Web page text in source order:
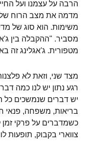
הרבה על עצמנו ועל
מדמה את מצב הרוח
משימות. הוא סוג של
מסביר. "ההקבלה בין
מטפורית. ג'אגלינג זה
מצד שני, וזאת לא
רגע נתון יש לנו כמה
יש דברים שנמשכים כל
בריאות, משפחה, פנאי
כשמדברים על פרקי
צווארי בקבוק, תופעות